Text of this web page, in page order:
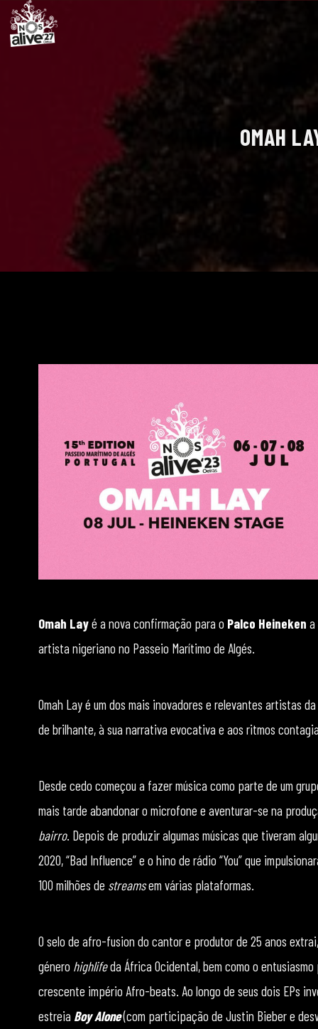
OMAH
Omah Layé a nova confirmação para o Palco Heineken a
artista nigeriano no Passeio Marítimo de Algés.
Omah Lay é um dos mais inovadores e relevantes artistas
de brilhante, à sua narrativa evocativa e aos ritmos
Desde cedo começou a fazer música como parte de um
mais tarde abandonar o microfone e aventurar-se na
bairro. Depois de produzir algumas músicas que tiveram
2020, “Bad Influence” e o hino de rádio “You” que
100 milhões de streamsem várias plataformas.
O selo de afro-fusion do cantor e produtor de 25 anos
género highlifeda África Ocidental, bem como o
crescente império Afro-beats. Ao longo de seus dois EPs
estreia Boy Alone(com participação de Justin Bieber e